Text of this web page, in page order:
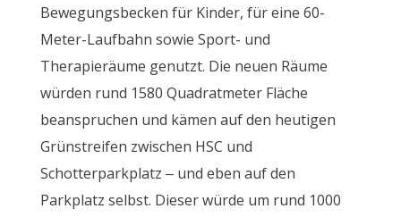
Bewegungsbecken für Kinder, für eine 60-
Meter-Laufbahn sowie Sport- und
Therapieräume genutzt. Die neuen Räume
würden rund 1580 Quadratmeter Fläche
beanspruchen und kämen auf den heutigen
Grünstreifen zwischen HSC und
Schotterparkplatz – und eben auf den
Parkplatz selbst. Dieser würde um rund 1000